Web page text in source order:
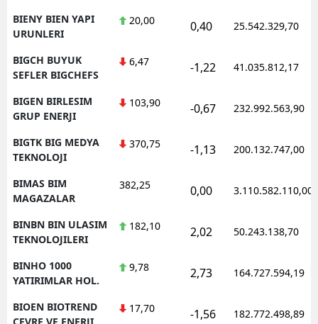
BIENY BIEN YAPI
URUNLERI
20,00 0,40 25.542.329,70
BIGCH BUYUK
SEFLER BIGCHEFS
6,47 -1,22 41.035.812,17
BIGEN BIRLESIM
GRUP ENERJI
103,90 -0,67 232.992.563,90
BIGTK BIG MEDYA
TEKNOLOJI
370,75 -1,13 200.132.747,00
BIMAS BIM
MAGAZALAR
382,25 0,00 3.110.582.110,00
BINBN BIN ULASIM
TEKNOLOJILERI
182,10 2,02 50.243.138,70
BINHO 1000
YATIRIMLAR HOL.
9,78 2,73 164.727.594,19
BIOEN BIOTREND
CEVRE VE ENERJI
17,70 -1,56 182.772.498,89